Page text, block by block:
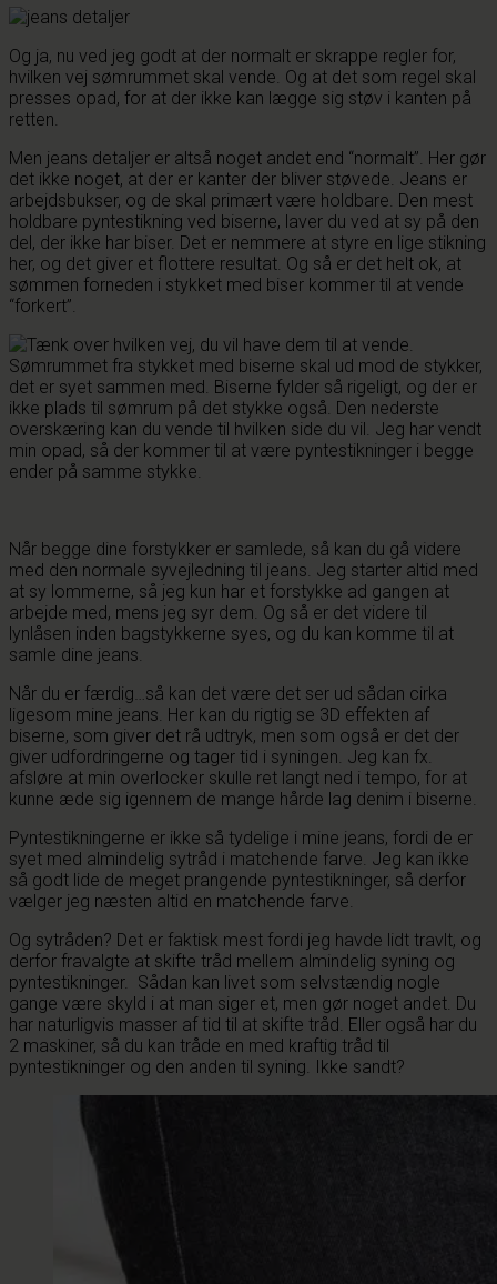
Og ja, nu ved jeg godt at der normalt er skrappe regler for,
hvilken vej sømrummet skal vende. Og at det som regel skal
presses opad, for at der ikke kan lægge sig støv i kanten på
retten.
Men jeans detaljer er altså noget andet end “normalt”. Her gør
det ikke noget, at der er kanter der bliver støvede. Jeans er
arbejdsbukser, og de skal primært være holdbare. Den mest
holdbare pyntestikning ved biserne, laver du ved at sy på den
del, der ikke har biser. Det er nemmere at styre en lige stikning
her, og det giver et flottere resultat. Og så er det helt ok, at
sømmen forneden i stykket med biser kommer til at vende
“forkert”.
Når begge dine forstykker er samlede, så kan du gå videre
med den normale syvejledning til jeans. Jeg starter altid med
at sy lommerne, så jeg kun har et forstykke ad gangen at
arbejde med, mens jeg syr dem. Og så er det videre til
lynlåsen inden bagstykkerne syes, og du kan komme til at
samle dine jeans.
Når du er færdig…så kan det være det ser ud sådan cirka
ligesom mine jeans. Her kan du rigtig se 3D effekten af
biserne, som giver det rå udtryk, men som også er det der
giver udfordringerne og tager tid i syningen. Jeg kan fx.
afsløre at min overlocker skulle ret langt ned i tempo, for at
kunne æde sig igennem de mange hårde lag denim i biserne.
Pyntestikningerne er ikke så tydelige i mine jeans, fordi de er
syet med almindelig sytråd i matchende farve. Jeg kan ikke
så godt lide de meget prangende pyntestikninger, så derfor
vælger jeg næsten altid en matchende farve.
Og sytråden? Det er faktisk mest fordi jeg havde lidt travlt, og
derfor fravalgte at skifte tråd mellem almindelig syning og
pyntestikninger. Sådan kan livet som selvstændig nogle
gange være skyld i at man siger et, men gør noget andet. Du
har naturligvis masser af tid til at skifte tråd. Eller også har du
2 maskiner, så du kan tråde en med kraftig tråd til
pyntestikninger og den anden til syning. Ikke sandt?